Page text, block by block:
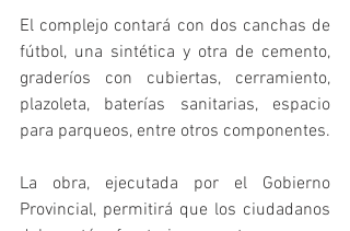
El complejo contará con dos canchas de
fútbol, una sintética y otra de cemento,
graderíos con cubiertas, cerramiento,
plazoleta, baterías sanitarias, espacio
para parqueos, entre otros componentes.
La obra, ejecutada por el Gobierno
Provincial, permitirá que los ciudadanos